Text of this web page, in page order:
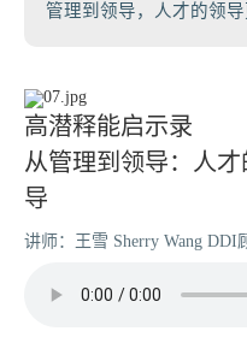
管理到领导，人才的领导
高潜释能启示录
从管理到领导：人
导
讲师：王雪 Sherry Wang DDI